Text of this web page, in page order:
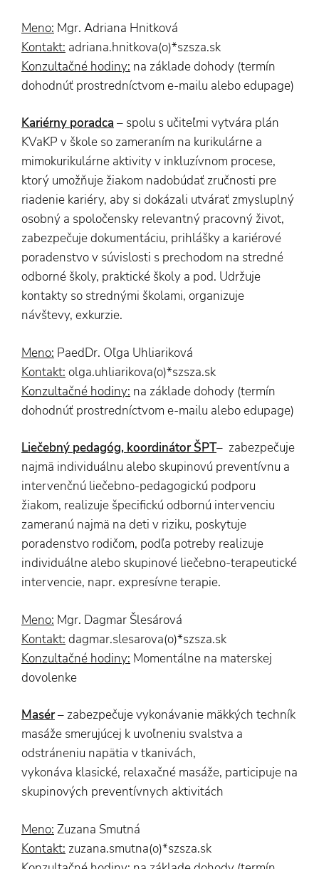
Meno: Mgr. Adriana Hnitková
Kontakt: adriana.hnitkova(o)*szsza.sk
Konzultačné hodiny: na základe dohody (termín
dohodnúť prostredníctvom e-mailu alebo edupage)
Kariérny poradca – spolu s učiteľmi vytvára plán
KVaKP v škole so zameraním na kurikulárne a
mimokurikulárne aktivity v inkluzívnom procese,
ktorý umožňuje žiakom nadobúdať zručnosti pre
riadenie kariéry, aby si dokázali utvárať zmysluplný
osobný a spoločensky relevantný pracovný život,
zabezpečuje dokumentáciu, prihlášky a kariérové
poradenstvo v súvislosti s prechodom na stredné
odborné školy, praktické školy a pod. Udržuje
kontakty so strednými školami, organizuje
návštevy, exkurzie.
Meno: PaedDr. Oľga Uhliariková
Kontakt: olga.uhliarikova(o)*szsza.sk
Konzultačné hodiny: na základe dohody (termín
dohodnúť prostredníctvom e-mailu alebo edupage)
Liečebný pedagóg, koordinátor ŠPT– zabezpečuje
najmä individuálnu alebo skupinovú preventívnu a
intervenčnú liečebno-pedagogickú podporu
žiakom, realizuje špecifickú odbornú intervenciu
zameranú najmä na deti v riziku, poskytuje
poradenstvo rodičom, podľa potreby realizuje
individuálne alebo skupinové liečebno-terapeutické
intervencie, napr. expresívne terapie.
Meno: Mgr. Dagmar Šlesárová
Kontakt: dagmar.slesarova(o)*szsza.sk
Konzultačné hodiny: Momentálne na materskej
dovolenke
Masér– zabezpečuje vykonávanie mäkkých techník
masáže smerujúcej k uvoľneniu svalstva a
odstráneniu napätia v tkanivách,
vykonáva klasické, relaxačné masáže, participuje na
skupinových preventívnych aktivitách
Meno: Zuzana Smutná
Kontakt: zuzana.smutna(o)*szsza.sk